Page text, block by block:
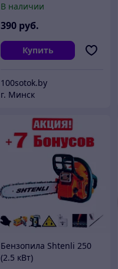
В наличии
390 руб.
Купить
100sotok.by
г. Минск
Бензопила Shtenli 250
(2.5 кВт)